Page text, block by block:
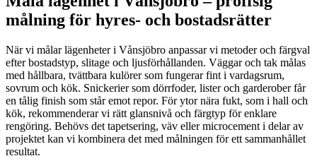
målning för hyres- och bostadsrätter
När vi målar lägenheter i Vånsjöbro anpassar vi metoder och färgval
efter bostadstyp, slitage och ljusförhållanden. Väggar och tak målas
med hållbara, tvättbara kulörer som fungerar fint i vardagsrum,
sovrum och kök. Snickerier som dörrfoder, lister och garderober får
en tålig finish som står emot repor. För ytor nära fukt, som i hall och
kök, rekommenderar vi rätt glansnivå och färgtyp för enklare
rengöring. Behövs det tapetsering, väv eller microcement i delar av
projektet kan vi kombinera det med målningen för ett sammanhållet
resultat.